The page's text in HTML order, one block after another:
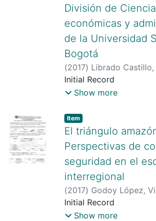
División de
económicas y
de la Universidad
Bogotá
(2017) Librado
Garzon Medina, Carolina
Romero, Martín Augusto
lac/visualizador/
cod_rh=0001039083;
http://
lac/visualizador/
cod_rh=0001492327
Initial Record
Show more
Item type:
Item,
El triángulo
Perspectivas de
seguridad en el
interregional
(2017) Godoy López,
http://
lac/visualizador/
Initial Record
Show more